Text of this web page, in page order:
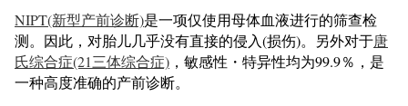
NIPT(新型产前诊断)是一项仅使用母体血液进行的筛查检
测。因此，对胎儿几乎没有直接的侵入(损伤)。另外对于唐
氏综合症(21三体综合症) ，敏感性・特异性均为99.9％，是
一种高度准确的产前诊断。